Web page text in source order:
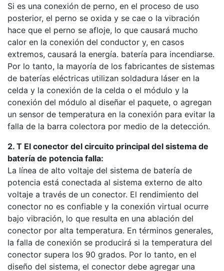
Si es una conexión de perno, en el proceso de uso
posterior, el perno se oxida y se cae o la vibración
hace que el perno se afloje, lo que causará mucho
calor en la conexión del conductor y, en casos
extremos, causará la energía. batería para incendiarse.
Por lo tanto, la mayoría de los fabricantes de sistemas
de baterías eléctricas utilizan soldadura láser en la
celda y la conexión de la celda o el módulo y la
conexión del módulo al diseñar el paquete, o agregan
un sensor de temperatura en la conexión para evitar la
falla de la barra colectora por medio de la detección.
2. T El conector del circuito principal del sistema de
batería de potencia falla:
La línea de alto voltaje del sistema de batería de
potencia está conectada al sistema externo de alto
voltaje a través de un conector. El rendimiento del
conector no es confiable y la conexión virtual ocurre
bajo vibración, lo que resulta en una ablación del
conector por alta temperatura. En términos generales,
la falla de conexión se producirá si la temperatura del
conector supera los 90 grados. Por lo tanto, en el
diseño del sistema, el conector debe agregar una